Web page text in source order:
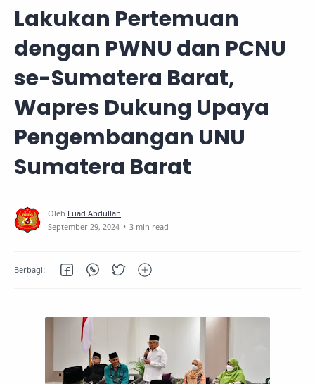
Lakukan Pertemuan
dengan PWNU dan PCNU
se-Sumatera Barat,
Wapres Dukung Upaya
Pengembangan UNU
Sumatera Barat
3 min read